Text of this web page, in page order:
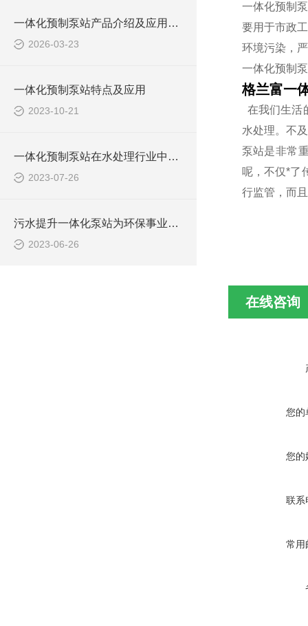
一体化预制泵站产品介绍及应用范围
2026-03-23
一体化预制泵站特点及应用
2023-10-21
一体化预制泵站在水处理行业中的应用
2023-07-26
污水提升一体化泵站为环保事业做出了哪些贡献？
2023-06-26
一体化预制
要用于市政
环境污染，
一体化预制
格兰富一
在我们生活
水处理。不
泵站是非常
呢，不仅*了
行监管，而
在线咨询
您的
您的
联系
常用